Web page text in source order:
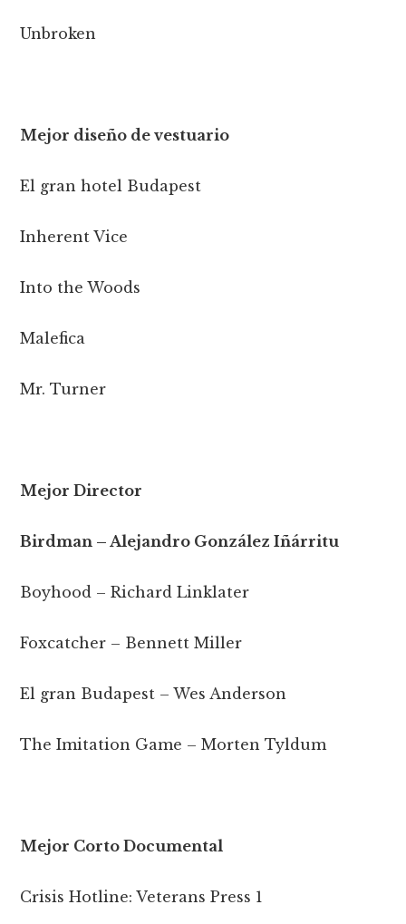
Unbroken
Mejor diseño de vestuario
El gran hotel Budapest
Inherent Vice
Into the Woods
Malefica
Mr. Turner
Mejor Director
Birdman – Alejandro González Iñárritu
Boyhood – Richard Linklater
Foxcatcher – Bennett Miller
El gran Budapest – Wes Anderson
The Imitation Game – Morten Tyldum
Mejor Corto Documental
Crisis Hotline: Veterans Press 1